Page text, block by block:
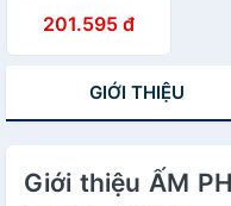
201.595 đ
GIỚI THIỆU
Giới thiệu ẤM